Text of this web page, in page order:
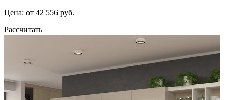
Цена: от 42 556 руб.
Рассчитать